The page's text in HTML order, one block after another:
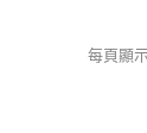
每頁顯